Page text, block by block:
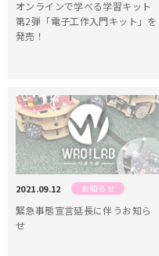
オンラインで学べる学習キット
第2弾「電子工作入門キット」を
発売！
2021.09.12 お知らせ
緊急事態宣言延長に伴うお知ら
せ